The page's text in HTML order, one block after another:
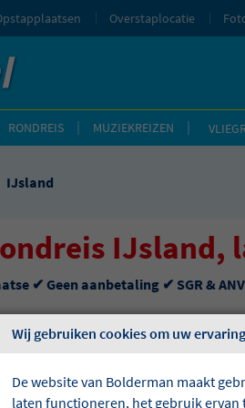
RONDREIS MUZIEKREIZEN
Overstaplocatie
IJsland
IJsland,
✔ Geen aanbetaling ✔ SGR &
Wij gebruiken cookies om uw
De website van Bolderman maakt
laten functioneren, het gebruik